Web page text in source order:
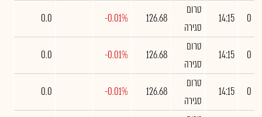
0
14:15
טרום
סגירה
126.68
-0.01%
0.0
0
14:15
טרום
סגירה
126.68
-0.01%
0.0
0
14:15
טרום
סגירה
126.68
-0.01%
0.0